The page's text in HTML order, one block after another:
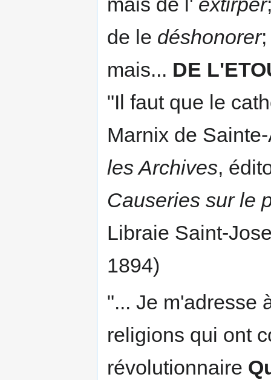
de le déshonorer
mais... DE
"Il faut que le
Marnix de
les Archives,
Causeries sur le
Libraie Saint-
1894)
"... Je m'adresse
religions qui ont
révolutionnaire